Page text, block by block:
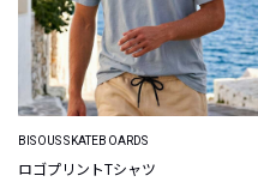
BISOUS SKATEBOARDS
ロゴプリントTシャツ